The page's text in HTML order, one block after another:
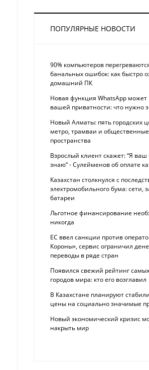
ПОПУЛЯРНЫЕ НОВОСТИ
90% компьютеров
банальных ошибок: как быстро
домашний ПК
Новая функция WhatsApp может
вашей приватности: что нужно
Новый Алматы: пять городских
метро, трамваи и общественные
пространства
Взрослый клиент скажет: “Я
знаю“ - Сулейменов об оплате
Казахстан столкнулся с
электромобильного бума: сети,
батареи
Льготное финансирование
никогда
ЕС ввел санкции против
Короны», сервис ограничил
переводы в ряде стран
Появился свежий рейтинг
городов мира: кто его возглавил
В Казахстане планируют
цены на социально значимые
Новый экономический кризис
накрыть мир